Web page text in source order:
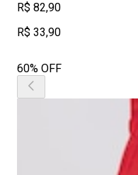
R$ 82,90
R$ 33,90
60% OFF